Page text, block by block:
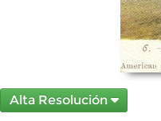
Alta Resolución